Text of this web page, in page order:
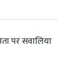
पर सवालिया